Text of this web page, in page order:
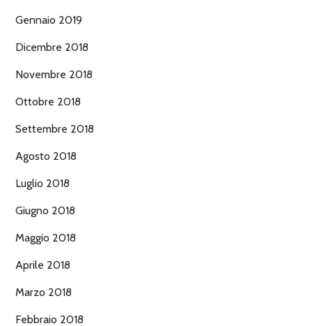
Gennaio 2019
Dicembre 2018
Novembre 2018
Ottobre 2018
Settembre 2018
Agosto 2018
Luglio 2018
Giugno 2018
Maggio 2018
Aprile 2018
Marzo 2018
Febbraio 2018